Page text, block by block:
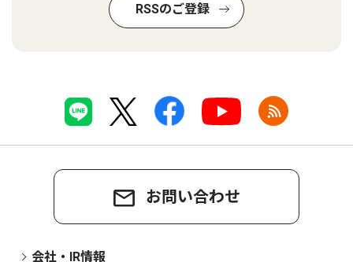
RSSのご登録
お問い合わせ
会社・IR情報